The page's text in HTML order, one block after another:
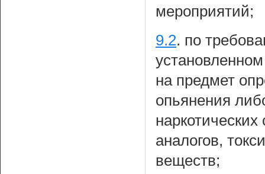
мероприятий;
9.2. по
на предмет
опьянения
аналогов,
веществ;